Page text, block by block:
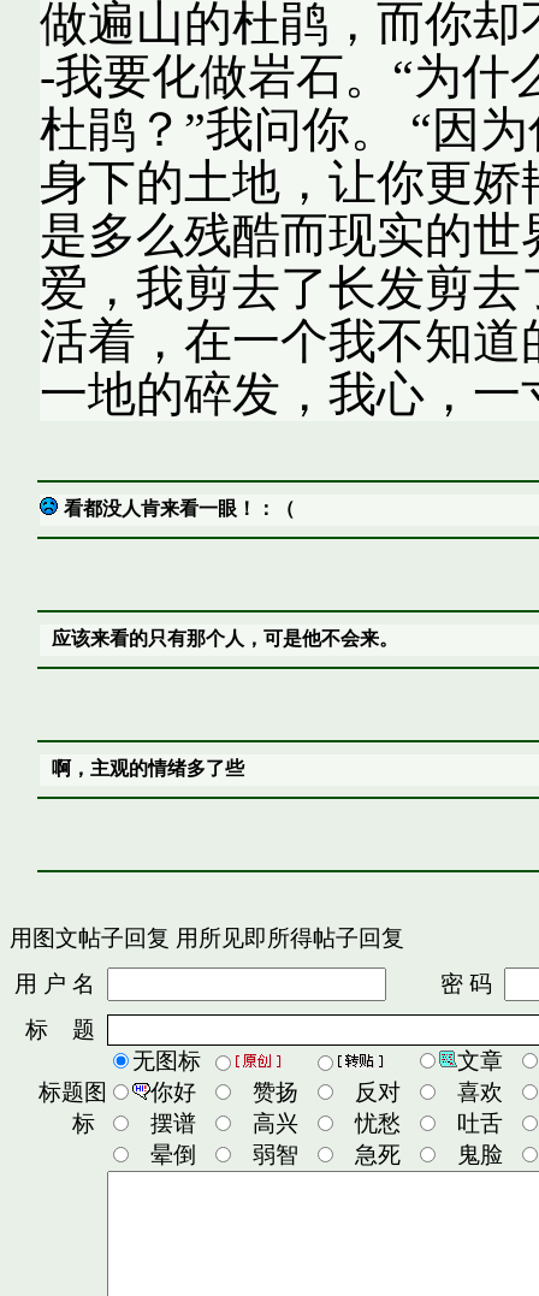
做遍山的杜鹃，而你
-我要化做岩石。“为什
杜鹃？”我问你。 “因
身下的土地，让你更
是多么残酷而现实的
爱，我剪去了长发剪
活着，在一个我不知
一地的碎发，我心，
看都没人肯来看一眼！：（
应该来看的只有那个人，可是他不会来。
啊，主观的情绪多了些
用图文帖子回复 用所见即所得帖子回复
用 户 名
密 码
标 题
标题图
标
无图标
文章
你好
赞扬 反对
喜欢
摆谱
高兴 忧愁
吐舌
晕倒
弱智 急死 鬼脸